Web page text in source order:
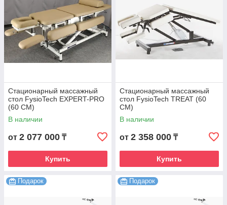
Стационарный массажный
стол FysioTech EXPERT-PRO
(60 CM)
В наличии
от 2 077 000 ₸
Купить
Стационарный массажный
стол FysioTech TREAT (60
CM)
В наличии
от 2 358 000 ₸
Купить
Подарок Подарок